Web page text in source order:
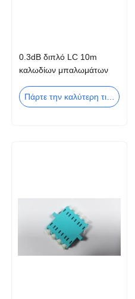
0.3dB διπλό LC 10m
καλωδίων μπαλωμάτων
μπαλωμάτων οπτικών
ινών
Πάρτε την καλύτερη τιμή